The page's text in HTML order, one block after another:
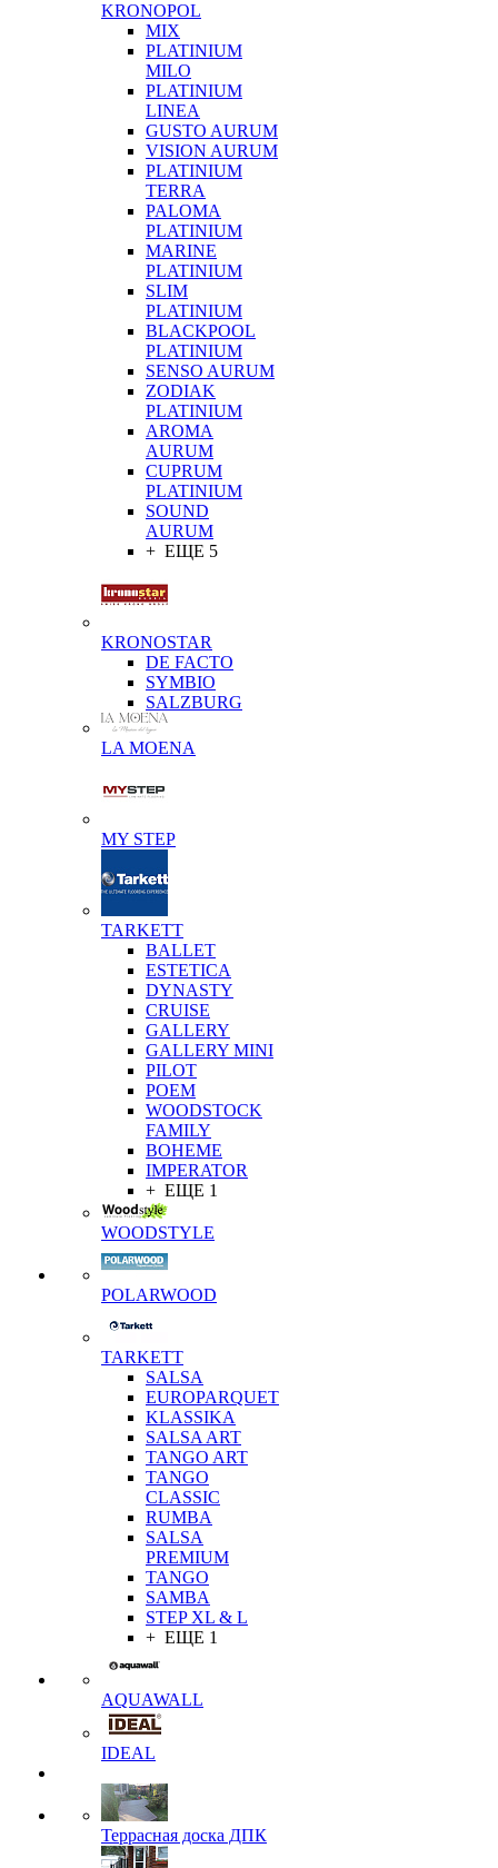
KRONOPOL
MIX
PLATINIUM
MILO
PLATINIUM
LINEA
GUSTO AURUM
VISION AURUM
PLATINIUM
TERRA
PALOMA
PLATINIUM
MARINE
PLATINIUM
SLIM
PLATINIUM
BLACKPOOL
PLATINIUM
SENSO AURUM
ZODIAK
PLATINIUM
AROMA
AURUM
CUPRUM
PLATINIUM
SOUND
AURUM
+ ЕЩЕ 5
KRONOSTAR
DE FACTO
SYMBIO
SALZBURG
LA MOENA
MY STEP
TARKETT
BALLET
ESTETICA
DYNASTY
CRUISE
GALLERY
GALLERY MINI
PILOT
POEM
WOODSTOCK
FAMILY
BOHEME
IMPERATOR
+ ЕЩЕ 1
WOODSTYLE
POLARWOOD
TARKETT
SALSA
EUROPARQUET
KLASSIKA
SALSA ART
TANGO ART
TANGO
CLASSIC
RUMBA
SALSA
PREMIUM
TANGO
SAMBA
STEP XL & L
+ ЕЩЕ 1
AQUAWALL
IDEAL
Террасная доска ДПК